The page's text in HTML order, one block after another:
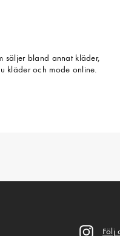
säljer bland annat kläder,
kläder och mode online.
Följ